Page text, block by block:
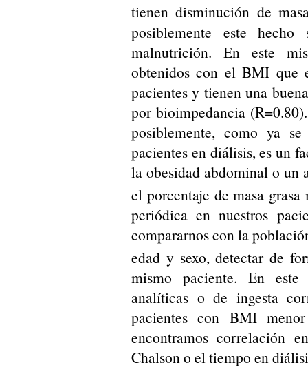
tienen disminución de
posiblemente este
malnutrición. En este
obtenidos con el BMI
pacientes y tienen una
por bioimpedancia
posiblemente, como ya
pacientes en diálisis, es un
la obesidad abdominal o
el porcentaje de masa
periódica en nuestros
compararnos con la
edad y sexo, detectar de
mismo paciente. En este
analíticas o de ingesta
pacientes con BMI
encontramos
Chalson o el tiempo en